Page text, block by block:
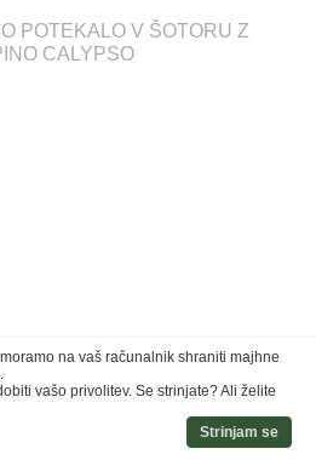
POTEKALO V ŠOTORU Z
CALYPSO
na vaš računalnik shraniti majhne
vašo privolitev. Se strinjate? Ali želite
Strinjam se